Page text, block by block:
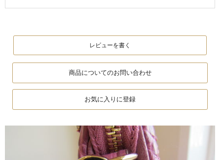
レビューを書く
商品についてのお問い合わせ
お気に入りに登録